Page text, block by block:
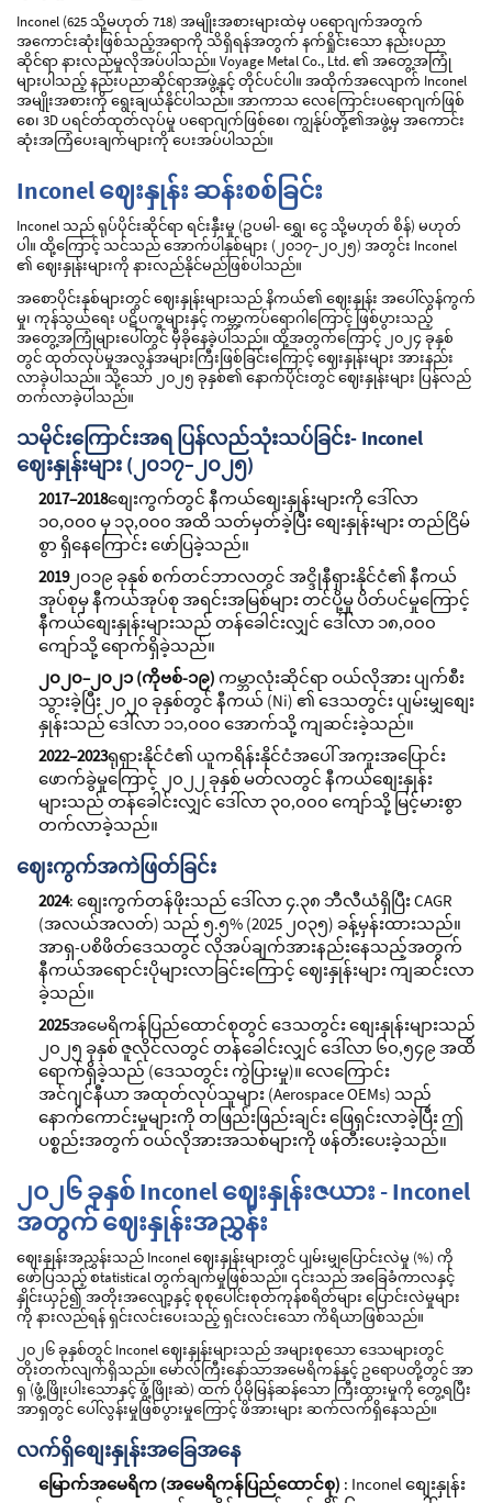
Inconel (625 သို့မဟုတ် 718) အမျိုးအစားများထဲမှ ပရောဂျက်အတွက်
အကောင်းဆုံးဖြစ်သည့်အရာကို သိရှိရန်အတွက် နက်ရှိုင်းသော နည်းပညာ
ဆိုင်ရာ နားလည်မှုလိုအပ်ပါသည်။ Voyage Metal Co., Ltd. ၏ အတွေ့အကြုံ
များပါသည့် နည်းပညာဆိုင်ရာအဖွဲ့နှင့် တိုင်ပင်ပါ။ အထိုက်အလျောက် Inconel
အမျိုးအစားကို ရွေးချယ်နိုင်ပါသည်။ အာကာသ လေကြောင်းပရောဂျက်ဖြစ်
စေ၊ 3D ပရင်တ်ထုတ်လုပ်မှု ပရောဂျက်ဖြစ်စေ၊ ကျွန်ုပ်တို့၏အဖွဲ့မှ အကောင်း
ဆုံးအကြံပေးချက်များကို ပေးအပ်ပါသည်။
Inconel ဈေးနှုန်း ဆန်းစစ်ခြင်း
Inconel သည် ရုပ်ပိုင်းဆိုင်ရာ ရင်းနှီးမှု (ဥပမါ- ရွှေ၊ ငွေ သို့မဟုတ် စိန်) မဟုတ်
ပါ။ ထို့ကြောင့် သင်သည် အောက်ပါနှစ်များ (၂၀၁၇–၂၀၂၅) အတွင်း Inconel
၏ ဈေးနှုန်းများကို နားလည်နိုင်မည်ဖြစ်ပါသည်။
အစောပိုင်းနှစ်များတွင် ဈေးနှုန်းများသည် နိကယ်၏ ဈေးနှုန်း အပေါ်လွန်ကွက်
မှု၊ ကုန်သွယ်ရေး ပဋိပက္ခများနှင့် ကမ္ဘာ့ကပ်ရောဂါကြောင့် ဖြစ်ပွားသည့်
အတွေ့အကြုံများပေါ်တွင် မှီခိုနေခဲ့ပါသည်။ ထို့အတွက်ကြောင့် ၂၀၂၄ ခုနှစ်
တွင် ထုတ်လုပ်မှုအလွန်အများကြီးဖြစ်ခြင်းကြောင့် ဈေးနှုန်းများ အားနည်း
လာခဲ့ပါသည်။ သို့သော် ၂၀၂၅ ခုနှစ်၏ နောက်ပိုင်းတွင် ဈေးနှုန်းများ ပြန်လည်
တက်လာခဲ့ပါသည်။
သမိုင်းကြောင်းအရ ပြန်လည်သုံးသပ်ခြင်း- Inconel
ဈေးနှုန်းများ (၂၀၁၇–၂၀၂၅)
2017–2018စျေးကွက်တွင် နီကယ်စျေးနှုန်းများကို ဒေါ်လာ
၁၀,၀၀၀ မှ ၁၃,၀၀၀ အထိ သတ်မှတ်ခဲ့ပြီး စျေးနှုန်းများ တည်ငြိမ်
စွာ ရှိနေကြောင်း ဖော်ပြခဲ့သည်။
2019၂၀၁၉ ခုနှစ် စက်တင်ဘာလတွင် အင္ဒိုနီရှားနိုင်ငံ၏ နီကယ်
အုပ်စုမှ နီကယ်အုပ်စု အရင်းအမြစ်များ တင်ပို့မှု ပိတ်ပင်မှုကြောင့်
နီကယ်စျေးနှုန်းများသည် တန်ခေါင်းလျှင် ဒေါ်လာ ၁၈,၀၀၀
ကျော်သို့ ရောက်ရှိခဲ့သည်။
၂၀၂၀–၂၀၂၁ (ကိုဗစ်-၁၉) ကမ္ဘာလုံးဆိုင်ရာ ဝယ်လိုအား ပျက်စီး
သွားခဲ့ပြီး ၂၀၂၀ ခုနှစ်တွင် နီကယ် (Ni) ၏ ဒေသတွင်း ပျမ်းမျှစျေး
နှုန်းသည် ဒေါ်လာ ၁၁,၀၀၀ အောက်သို့ ကျဆင်းခဲ့သည်။
2022–2023ရုရှားနိုင်ငံ၏ ယူကရိန်းနိုင်ငံအပေါ် အကူးအပြောင်း
ဖောက်ခွဲမှုကြောင့် ၂၀၂၂ ခုနှစ် မတ်လတွင် နီကယ်စျေးနှုန်း
များသည် တန်ခေါင်းလျှင် ဒေါ်လာ ၃၀,၀၀၀ ကျော်သို့ မြင့်မားစွာ
တက်လာခဲ့သည်။
ဈေးကွက်အကဲဖြတ်ခြင်း
2024: စျေးကွက်တန်ဖိုးသည် ဒေါ်လာ ၄.၃၈ ဘီလီယံရှိပြီး CAGR
(အလယ်အလတ်) သည် ၅.၅% (2025 ၂၀၃၅) ခန့်မှန်းထားသည်။
အာရှ-ပစိဖိတ်ဒေသတွင် လိုအပ်ချက်အားနည်းနေသည့်အတွက်
နီကယ်အရောင်းပိုများလာခြင်းကြောင့် ဈေးနှုန်းများ ကျဆင်းလာ
ခဲ့သည်။
2025အမေရိကန်ပြည်ထောင်စုတွင် ဒေသတွင်း စျေးနှုန်းများသည်
၂၀၂၅ ခုနှစ် ဇူလိုင်လတွင် တန်ခေါင်းလျှင် ဒေါ်လာ ၆၀,၅၄၉ အထိ
ရောက်ရှိခဲ့သည် (ဒေသတွင်း ကွဲပြားမှု)။ လေကြောင်း
အင်ဂျင်နီယာ အထုတ်လုပ်သူများ (Aerospace OEMs) သည်
နောက်ကောင်းမှုများကို တဖြည်းဖြည်းချင်း ဖြေရှင်းလာခဲ့ပြီး ဤ
ပစ္စည်းအတွက် ဝယ်လိုအားအသစ်များကို ဖန်တီးပေးခဲ့သည်။
၂၀၂၆ ခုနှစ် Inconel ဈေးနှုန်းဇယား - Inconel
အတွက် ဈေးနှုန်းအညွှန်း
ဈေးနှုန်းအညွှန်းသည် Inconel ဈေးနှုန်းများတွင် ပျမ်းမျှပြောင်းလဲမှု (%) ကို
ဖော်ပြသည့် စtatistical တွက်ချက်မှုဖြစ်သည်။ ၎င်းသည် အခြေခံကာလနှင့်
နှိုင်းယှဉ်၍ အတိုးအလျော့နှင့် စုစုပေါင်းစုတ်ကုန်စရိတ်များ ပြောင်းလဲမှုများ
ကို နားလည်ရန် ရှင်းလင်းပေးသည့် ရှင်းလင်းသော ကိရိယာဖြစ်သည်။
၂၀၂၆ ခုနှစ်တွင် Inconel ဈေးနှုန်းများသည် အများစုသော ဒေသများတွင်
တိုးတက်လျက်ရှိသည်။ မော်လ်ကြီးနော်သာအမေရိကန်နှင့် ဥရောပတို့တွင် အာ
ရှ (ဖွံ့ဖြိုးပါးသောနှင့် ဖွံ့ဖြိုးဆဲ) ထက် ပိုမိုမြန်ဆန်သော ကြီးထွားမှုကို တွေ့ရပြီး
အာရှတွင် ပေါ်လွန်းမှုဖြစ်ပွားမှုကြောင့် ဖိအားများ ဆက်လက်ရှိနေသည်။
လက်ရှိစျေးနှုန်းအခြေအနေ
မြောက်အမေရိက (အမေရိကန်ပြည်ထောင်စု) : Inconel စျေးနှုန်း